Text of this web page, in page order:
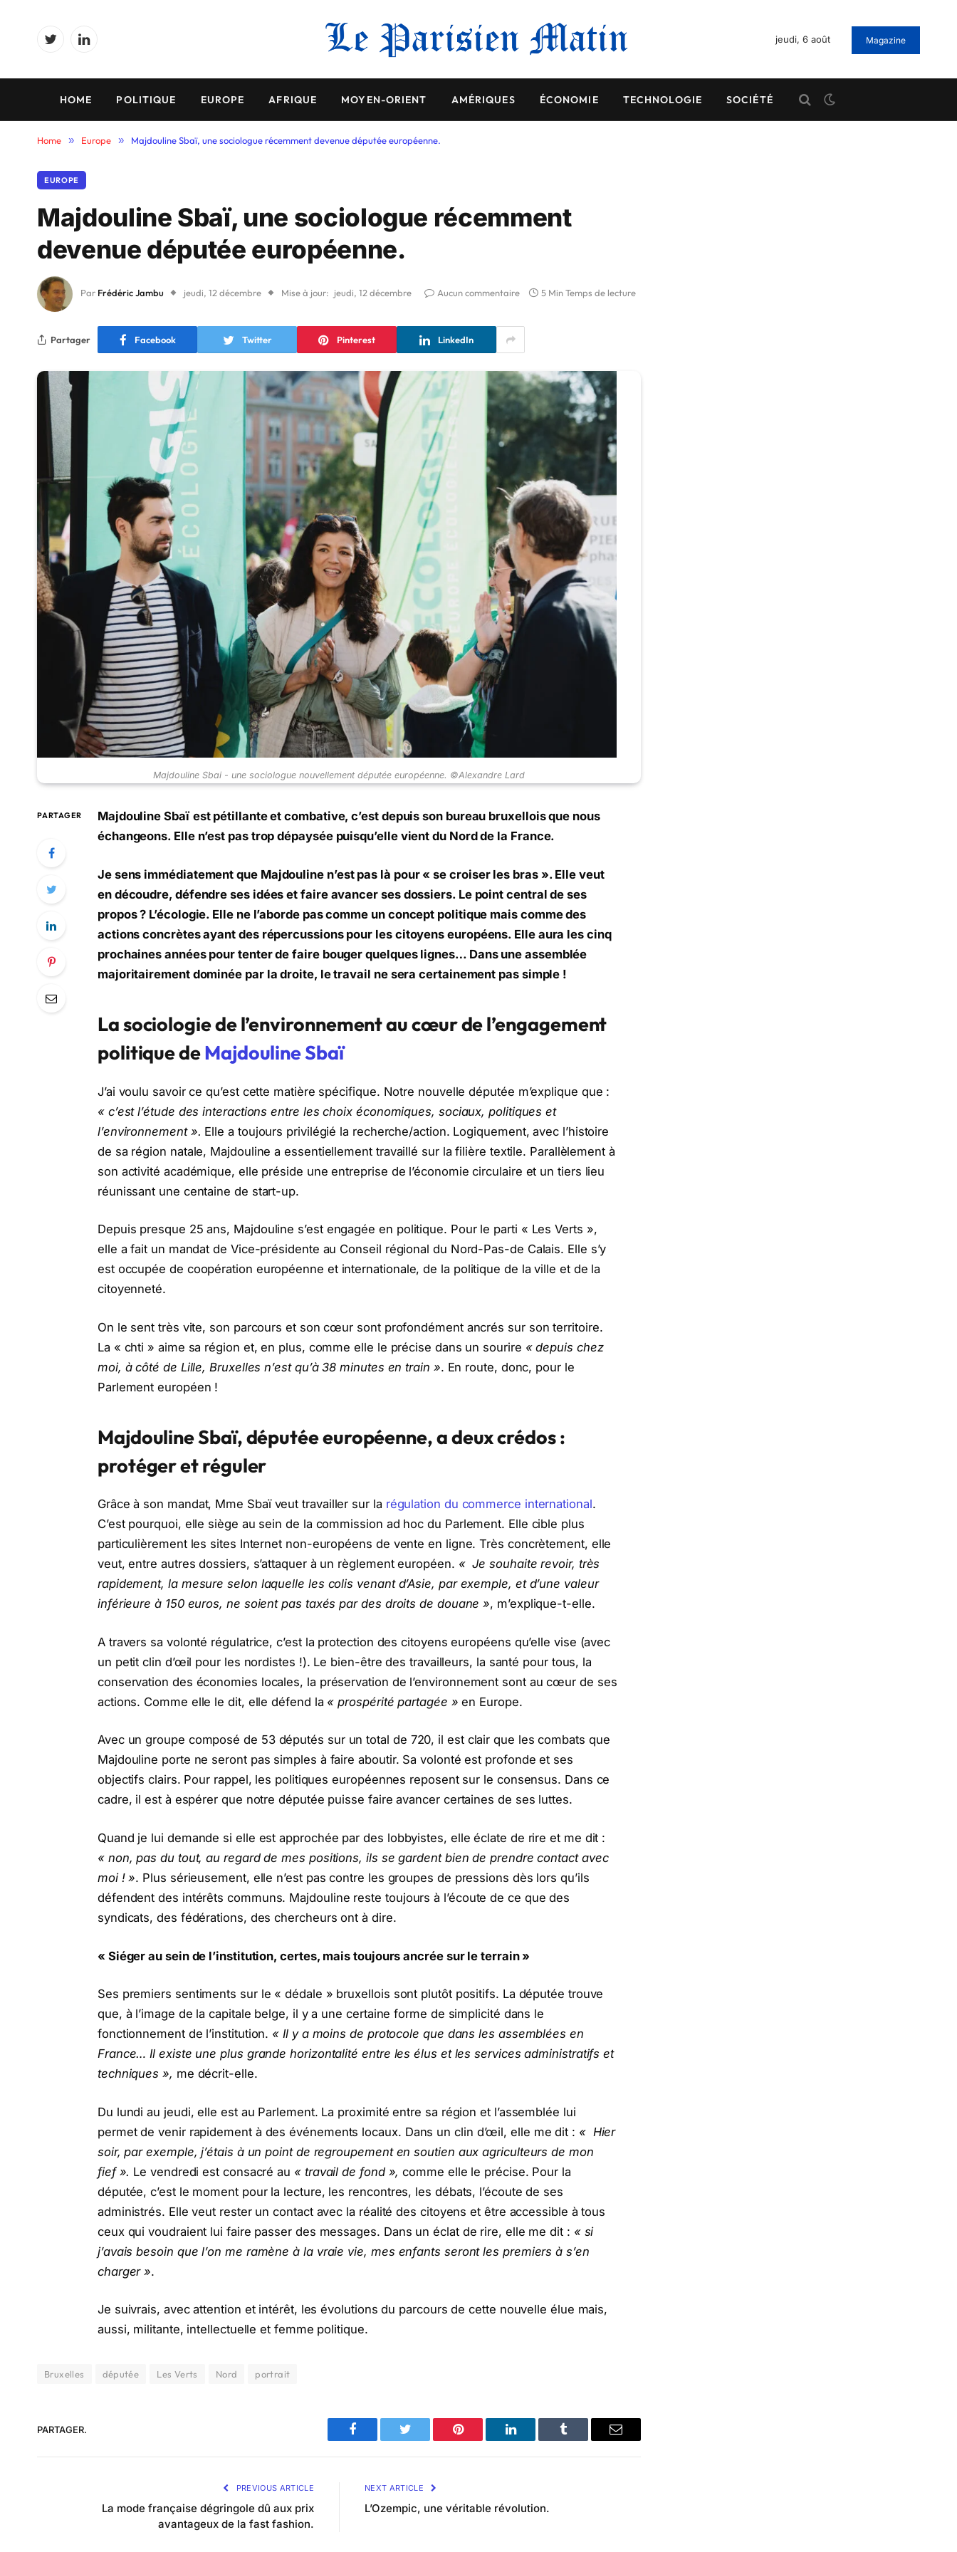
TwitterLinkedIn
jeudi, 6 août Magazine
HOME POLITIQUE EUROPE AFRIQUE MOYEN-ORIENT AMÉRIQUES ÉCONOMIE TECHNOLOGIE SOCIÉTÉ
Home » Europe » Majdouline Sbaï, une sociologue récemment devenue députée européenne.
EUROPE
Majdouline Sbaï, une sociologue récemment
devenue députée européenne.
Par Frédéric Jambu jeudi, 12 décembre Mise à jour: jeudi, 12 décembre Aucun commentaire 5 Min Temps de lecture
Partager Facebook Twitter Pinterest LinkedIn
Majdouline Sbai - une sociologue nouvellement députée européenne. ©Alexandre Lard
PARTAGER Majdouline Sbaï est pétillante et combative, c’est depuis son bureau bruxellois que nous
échangeons. Elle n’est pas trop dépaysée puisqu’elle vient du Nord de la France.
Je sens immédiatement que Majdouline n’est pas là pour « se croiser les bras ». Elle veut
en découdre, défendre ses idées et faire avancer ses dossiers. Le point central de ses
propos ? L’écologie. Elle ne l’aborde pas comme un concept politique mais comme des
actions concrètes ayant des répercussions pour les citoyens européens. Elle aura les cinq
prochaines années pour tenter de faire bouger quelques lignes… Dans une assemblée
majoritairement dominée par la droite, le travail ne sera certainement pas simple !
La sociologie de l’environnement au cœur de l’engagement
politiquedeMajdouline Sbaï
J’ai voulu savoir ce qu’est cette matière spécifique. Notre nouvelle députée m’explique que :
« c’est l’étude des interactions entre les choix économiques, sociaux, politiques et
l’environnement ». Elle a toujours privilégié la recherche/action. Logiquement, avec l’histoire
de sa région natale, Majdouline a essentiellement travaillé sur la filière textile. Parallèlement à
son activité académique, elle préside une entreprise de l’économie circulaire et un tiers lieu
réunissant une centaine de start-up.
Depuis presque 25 ans, Majdouline s’est engagée en politique. Pour le parti « Les Verts »,
elle a fait un mandat de Vice-présidente au Conseil régional du Nord-Pas-de Calais. Elle s’y
est occupée de coopération européenne et internationale, de la politique de la ville et de la
citoyenneté.
On le sent très vite, son parcours et son cœur sont profondément ancrés sur son territoire.
La « chti » aime sa région et, en plus, comme elle le précise dans un sourire « depuis chez
moi, à côté de Lille, Bruxelles n’est qu’à 38 minutes en train ». En route, donc, pour le
Parlement européen !
Majdouline Sbaï, députée européenne, a deux crédos :
protéger et réguler
Grâce à son mandat, Mme Sbaï veut travailler sur la régulation du commerce international.
C’est pourquoi, elle siège au sein de la commission ad hoc du Parlement. Elle cible plus
particulièrement les sites Internet non-européens de vente en ligne. Très concrètement, elle
veut, entre autres dossiers, s’attaquer à un règlement européen. « Je souhaite revoir, très
rapidement, la mesure selon laquelle les colis venant d’Asie, par exemple, et d’une valeur
inférieure à 150 euros, ne soient pas taxés par des droits de douane », m’explique-t-elle.
A travers sa volonté régulatrice, c’est la protection des citoyens européens qu’elle vise (avec
un petit clin d’œil pour les nordistes !). Le bien-être des travailleurs, la santé pour tous, la
conservation des économies locales, la préservation de l’environnement sont au cœur de ses
actions. Comme elle le dit, elle défend la « prospérité partagée » en Europe.
Avec un groupe composé de 53 députés sur un total de 720, il est clair que les combats que
Majdouline porte ne seront pas simples à faire aboutir. Sa volonté est profonde et ses
objectifs clairs. Pour rappel, les politiques européennes reposent sur le consensus. Dans ce
cadre, il est à espérer que notre députée puisse faire avancer certaines de ses luttes.
Quand je lui demande si elle est approchée par des lobbyistes, elle éclate de rire et me dit :
« non, pas du tout, au regard de mes positions, ils se gardent bien de prendre contact avec
moi ! ». Plus sérieusement, elle n’est pas contre les groupes de pressions dès lors qu’ils
défendent des intérêts communs. Majdouline reste toujours à l’écoute de ce que des
syndicats, des fédérations, des chercheurs ont à dire.
« Siéger au sein de l’institution, certes, mais toujours ancrée sur le terrain »
Ses premiers sentiments sur le « dédale » bruxellois sont plutôt positifs. La députée trouve
que, à l’image de la capitale belge, il y a une certaine forme de simplicité dans le
fonctionnement de l’institution. « Il y a moins de protocole que dans les assemblées en
France… Il existe une plus grande horizontalité entre les élus et les services administratifs et
techniques », me décrit-elle.
Du lundi au jeudi, elle est au Parlement. La proximité entre sa région et l’assemblée lui
permet de venir rapidement à des événements locaux. Dans un clin d’œil, elle me dit : « Hier
soir, par exemple, j’étais à un point de regroupement en soutien aux agriculteurs de mon
fief ». Le vendredi est consacré au « travail de fond »,comme elle le précise. Pour la
députée, c’est le moment pour la lecture, les rencontres, les débats, l’écoute de ses
administrés. Elle veut rester un contact avec la réalité des citoyens et être accessible à tous
ceux qui voudraient lui faire passer des messages. Dans un éclat de rire, elle me dit : « si
j’avais besoin que l’on me ramène à la vraie vie, mes enfants seront les premiers à s’en
charger ».
Je suivrais, avec attention et intérêt, les évolutions du parcours de cette nouvelle élue mais,
aussi, militante, intellectuelle et femme politique.
Bruxelles députée Les Verts Nord portrait
PARTAGER.
Facebook Twitter Pinterest LinkedIn Tumblr Email
PREVIOUS ARTICLE
La mode française dégringole dû aux prix
avantageux de la fast fashion.
NEXT ARTICLE
L’Ozempic, une véritable révolution.